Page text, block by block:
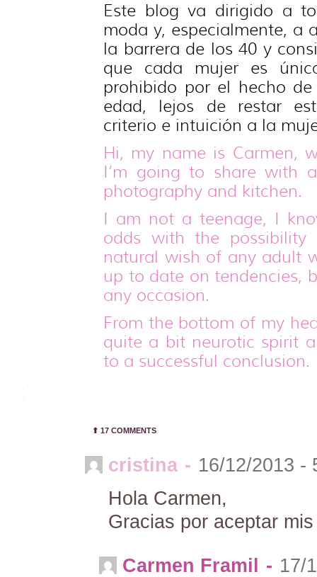
Este blog va dirigido a
moda y, especialmente, a
la barrera de los 40 y
que cada mujer es
prohibido por el hecho
edad, lejos de restar
criterio e intuición a la
Hi, my name is Carmen,
I’m going to share with
photography and kitchen.
I am not a teenage, I
odds with the
natural wish of any adult
up to date on tendencies,
any occasion.
From the bottom of my
quite a bit neurotic spirit
to a successful conclusion.
⬆︎ 17 COMMENTS
cristina - 16/12/2013 -
Hola Carmen,
Gracias por aceptar
Carmen Framil - 17/